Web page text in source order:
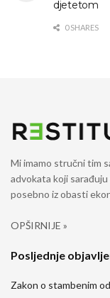
djetetom
0 SHARES
Mi imamo stručni tim
advokata koji
posebno iz obasti
OPŠIRNIJE »
Posljednje
Zakon o stambenim